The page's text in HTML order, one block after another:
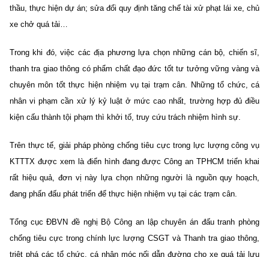
thầu, thực hiện dự án; sửa đổi quy định tăng chế tài xử phạt lái xe, chủ
xe chở quá tải…
Trong khi đó, việc các địa phương lựa chọn những cán bộ, chiến sĩ,
thanh tra giao thông có phẩm chất đạo đức tốt tư tưởng vững vàng và
chuyên môn tốt thực hiện nhiệm vụ tại trạm cân. Những tổ chức, cá
nhân vi phạm cần xử lý kỷ luật ở mức cao nhất, trường hợp đủ điều
kiện cấu thành tội phạm thì khởi tố, truy cứu trách nhiệm hình sự.
Trên thực tế, giải pháp phòng chống tiêu cực trong lực lượng công vụ
KTTTX được xem là điển hình đang được Công an TPHCM triển khai
rất hiệu quả, đơn vị này lựa chọn những người là nguồn quy hoạch,
đang phấn đấu phát triển để thực hiện nhiệm vụ tại các trạm cân.
Tổng cục ĐBVN đề nghị Bộ Công an lập chuyên án đấu tranh phòng
chống tiêu cực trong chính lực lượng CSGT và Thanh tra giao thông,
triệt phá các tổ chức, cá nhân móc nối dẫn đường cho xe quá tải lưu